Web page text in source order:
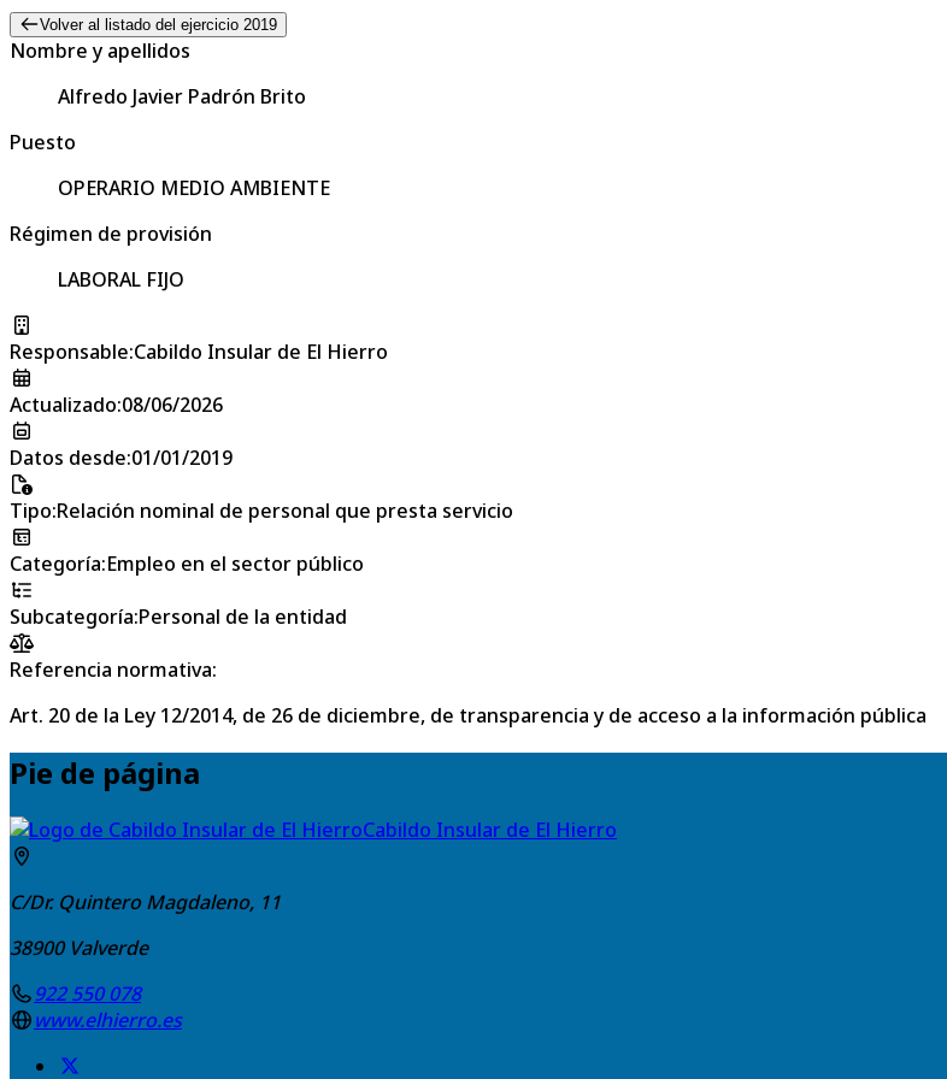
Volver al listado del ejercicio 2019
Nombre y apellidos
Alfredo Javier Padrón Brito
Puesto
OPERARIO MEDIO AMBIENTE
Régimen de provisión
LABORAL FIJO
Responsable:Cabildo Insular de El Hierro
Actualizado:08/06/2026
Datos desde:01/01/2019
Tipo:Relación nominal de personal que presta servicio
Categoría:Empleo en el sector público
Subcategoría:Personal de la entidad
Referencia normativa:
Art. 20 de la Ley 12/2014, de 26 de diciembre, de transparencia y de acceso a la información pública
Pie de página
Cabildo Insular de El Hierro
C/Dr. Quintero Magdaleno, 11
38900 Valverde
922 550 078
www.elhierro.es